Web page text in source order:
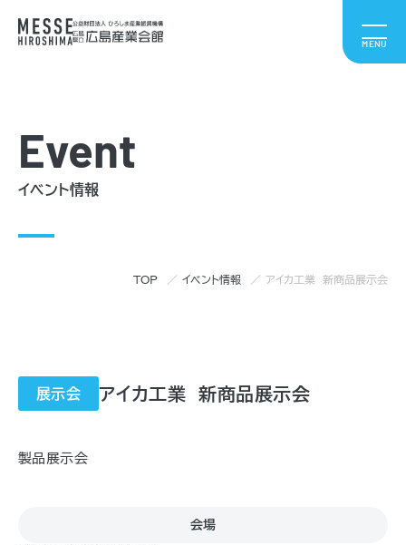
Event
イベント情報
TOP イベント情報 アイカ工業 新商品展示会
展示会 アイカ工業 新商品展示会
製品展示会
会場